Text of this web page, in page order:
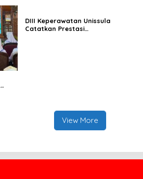
DIII Keperawatan Unissula
Catatkan Prestasi
View More